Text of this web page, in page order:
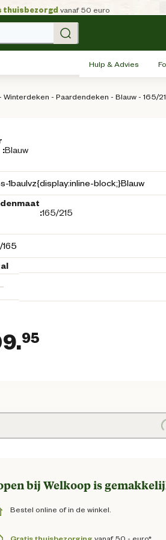
thuisbezorgd vanaf 50 euro
Hulp & Advies
- Paardendeken - Blauw - 165/
:Blauw
:165/215
95
bij Welkoop is
Bestel online of in de winkel.